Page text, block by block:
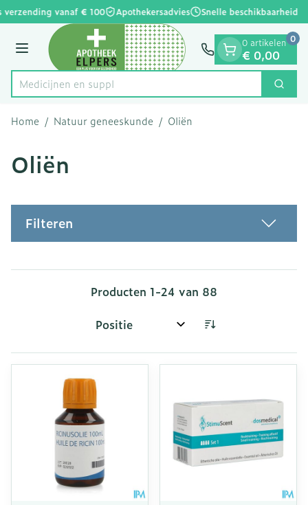
Ga naar de inhoud
1 van 1vanaf € 100 Apothekersadvies Snelle beschikbaarheid
Menu
Product, merk, categorie...
Med Zoek
0 artikelen
€ 0,00
0
Home / Natuur geneeskunde / Oliën
Oliën
Filteren
Producten 1-24 van 88
Sorteer op: